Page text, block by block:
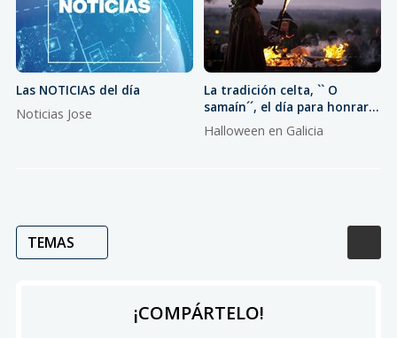
TEMAS
Las NOTICIAS del día
Noticias Jose
La tradición celta, `` O
samaín´´, el día para honrar a
los muertos
Halloween en Galicia
¡COMPÁRTELO!